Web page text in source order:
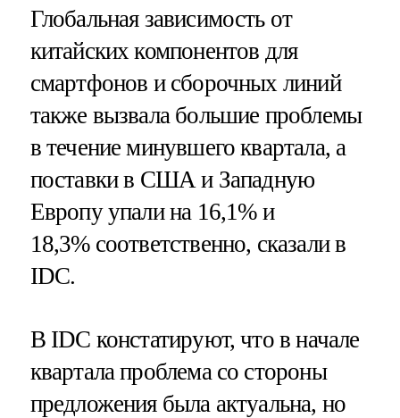
Глобальная зависимость от
китайских компонентов для
смартфонов и сборочных линий
также вызвала большие проблемы
в течение минувшего квартала, а
поставки в США и Западную
Европу упали на 16,1% и
18,3% соответственно, сказали в
IDC.
В IDC констатируют, что в начале
квартала проблема со стороны
предложения была актуальна, но